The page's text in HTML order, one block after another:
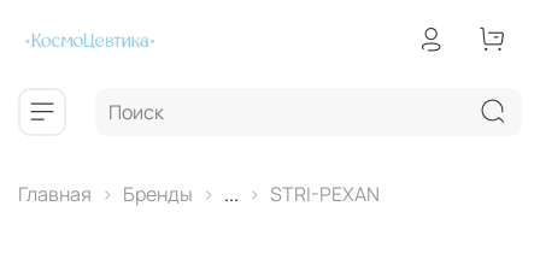
Главная Бренды ... STRI-PEXAN